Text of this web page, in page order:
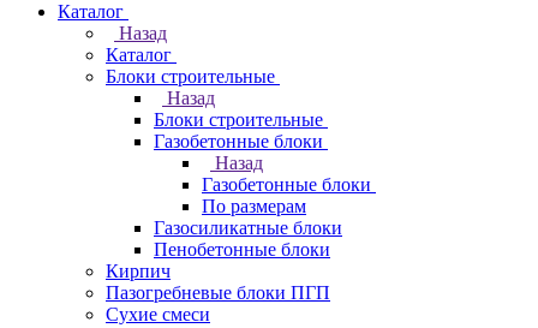
Каталог
Назад
Каталог
Блоки строительные
Назад
Блоки строительные
Газобетонные блоки
Назад
Газобетонные блоки
По размерам
Газосиликатные блоки
Пенобетонные блоки
Кирпич
Пазогребневые блоки ПГП
Сухие смеси